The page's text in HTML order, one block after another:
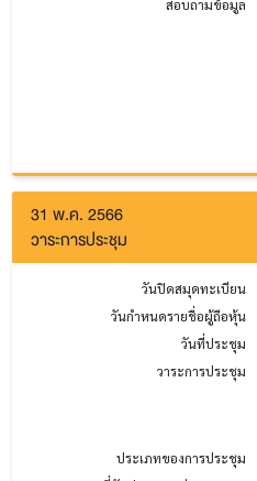
สอบถามข้อมูล
31 พ.ค. 2566
วาระการประชุม
วันปิดสมุดทะเบียน
วันกำหนดรายชื่อผู้ถือหุ้น
วันที่ประชุม
วาระการประชุม
ประเภทของการประชุม